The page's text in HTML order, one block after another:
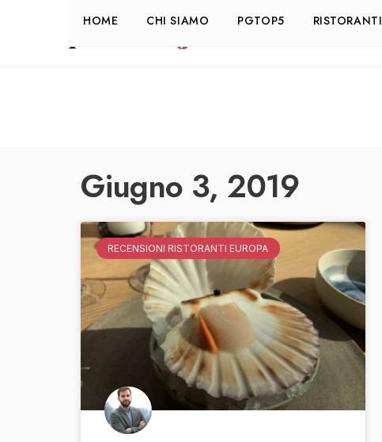
HOME CHI SIAMO PGTOP5 RISTORANTI
Giugno 3, 2019
RECENSIONI RISTORANTI EUROPA